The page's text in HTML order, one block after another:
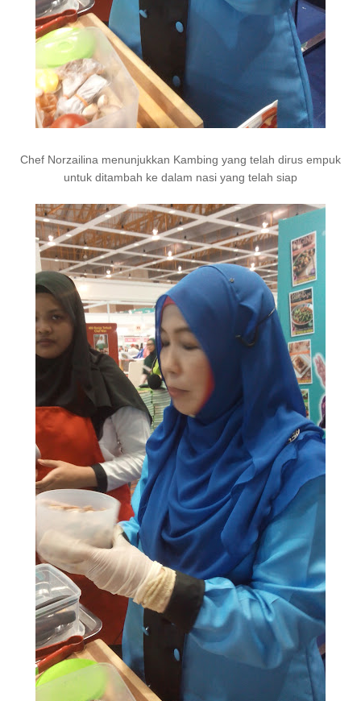
Chef Norzailina menunjukkan Kambing yang telah dirus empuk
untuk ditambah ke dalam nasi yang telah siap